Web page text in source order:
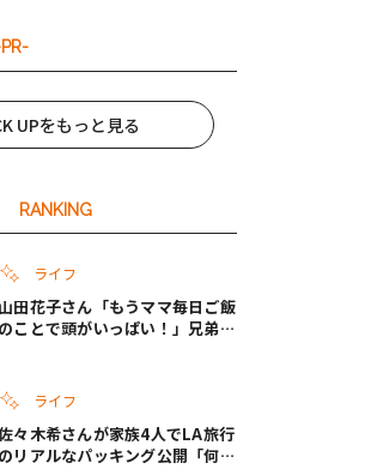
#産休 #育休
UPをもっと見る
RANKING
ライフ
山田花子さん「もうママ毎日ご飯
のことで頭がいっぱい！」兄弟夏
ライフ
々木希さんが家族4人でLA旅行
のリアルなパッキング公開「何が